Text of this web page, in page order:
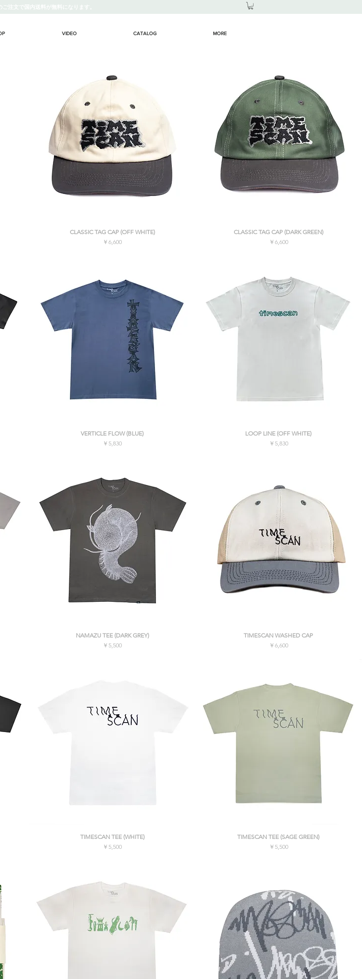
注文で国内送料が無料になります。
VIDEO CATALOG MORE
クイックビュー
CLASSIC TAG CAP (OFF WHITE)
価格
￥6,600
クイックビュー
CLASSIC TAG CAP (DARK GREEN)
価格
￥6,600
クイックビュー
VERTICLE FLOW (BLUE)
価格
￥5,830
クイックビュー
LOOP LINE (OFF WHITE)
価格
￥5,830
クイックビュー
NAMAZU TEE (DARK GREY)
価格
￥5,500
クイックビュー
TIMESCAN WASHED CAP
価格
￥6,600
クイックビュー
TIMESCAN TEE (WHITE)
価格
￥5,500
クイックビュー
TIMESCAN TEE (SAGE GREEN)
価格
￥5,500